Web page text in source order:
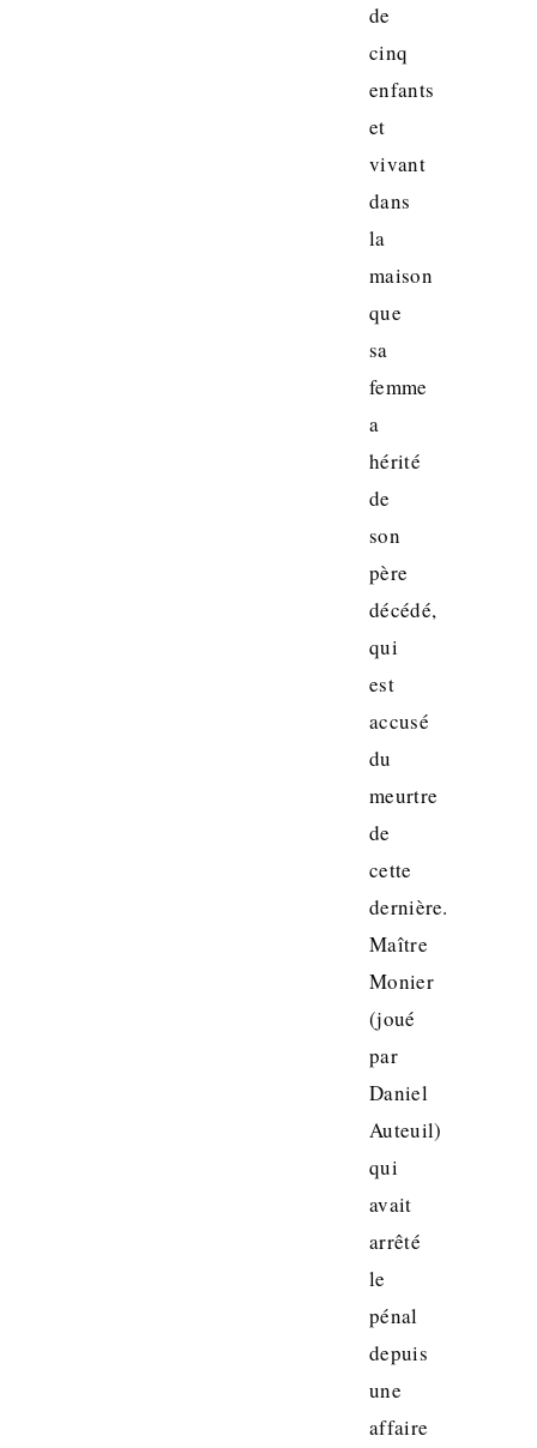
de
cinq
enfants
et
vivant
dans
la
maison
que
sa
femme
a
hérité
de
son
père
décédé,
qui
est
accusé
du
meurtre
de
cette
dernière.
Maître
Monier
(joué
par
Daniel
Auteuil)
qui
avait
arrêté
le
pénal
depuis
une
affaire